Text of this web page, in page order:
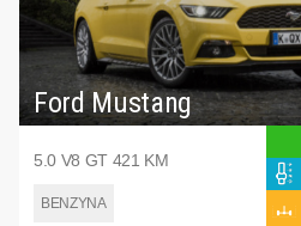
Ford Mustang
5.0 V8 GT 421 KM
BENZYNA